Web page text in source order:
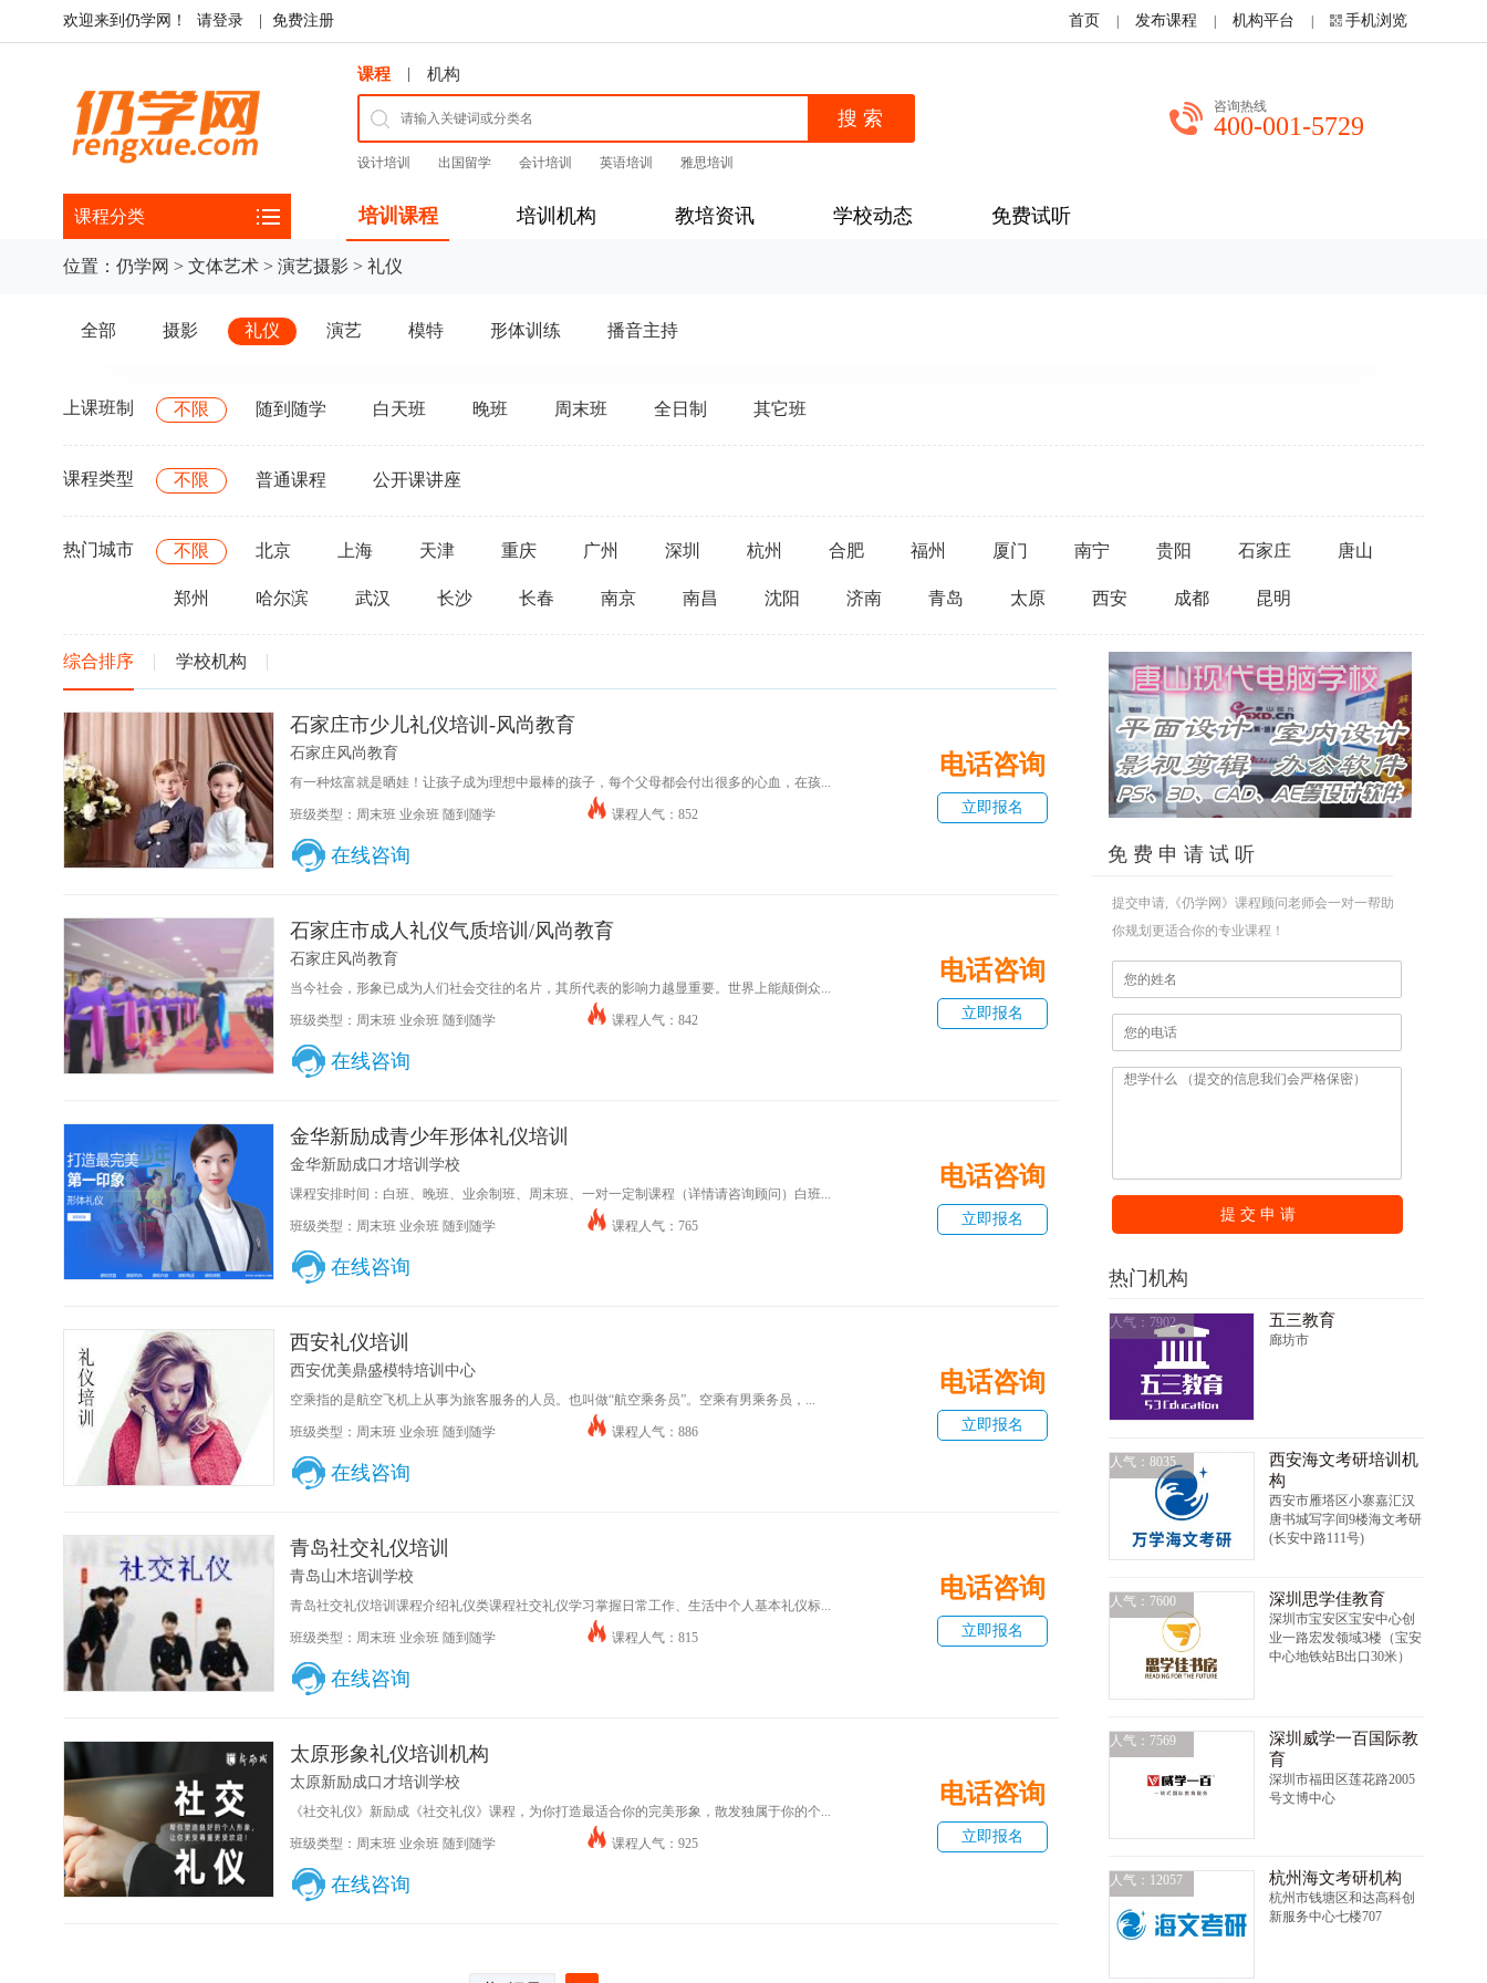
欢迎来到仍学网！ 请登录 免费注册 首页 发布课程 机构平台 手机浏览
课程 | 机构
设计培训 出国留学 会计培训 英语培训 雅思培训
咨询热线
400-001-5729
课程分类 培训课程 培训机构 教培资讯 学校动态 免费试听
位置： 仍学网 > 文体艺术 > 演艺摄影 > 礼仪
全部 摄影 礼仪 演艺 模特 形体训练 播音主持
上课班制 不限 随到随学 白天班 晚班 周末班 全日制 其它班
课程类型 不限 普通课程 公开课讲座
热门城市 不限 北京 上海 天津 重庆 广州 深圳 杭州 合肥 福州 厦门 南宁 贵阳 石家庄 唐山
郑州 哈尔滨 武汉 长沙 长春 南京 南昌 沈阳 济南 青岛 太原 西安 成都 昆明
综合排序 学校机构
石家庄市少儿礼仪培训-风尚教育
石家庄风尚教育
有一种炫富就是晒娃！让孩子成为理想中最棒的孩子，每个父母都会付出很多的心血，在孩...
班级类型：周末班 业余班 随到随学 课程人气：852
在线咨询
电话咨询
立即报名
石家庄市成人礼仪气质培训/风尚教育
石家庄风尚教育
当今社会，形象已成为人们社会交往的名片，其所代表的影响力越显重要。世界上能颠倒众...
班级类型：周末班 业余班 随到随学 课程人气：842
在线咨询
电话咨询
立即报名
金华新励成青少年形体礼仪培训
金华新励成口才培训学校
课程安排时间：白班、晚班、业余制班、周末班、一对一定制课程（详情请咨询顾问）白班...
班级类型：周末班 业余班 随到随学 课程人气：765
在线咨询
电话咨询
立即报名
西安礼仪培训
西安优美鼎盛模特培训中心
空乘指的是航空飞机上从事为旅客服务的人员。也叫做“航空乘务员”。空乘有男乘务员，...
班级类型：周末班 业余班 随到随学 课程人气：886
在线咨询
电话咨询
立即报名
青岛社交礼仪培训
青岛山木培训学校
青岛社交礼仪培训课程介绍礼仪类课程社交礼仪学习掌握日常工作、生活中个人基本礼仪标...
班级类型：周末班 业余班 随到随学 课程人气：815
在线咨询
电话咨询
立即报名
太原形象礼仪培训机构
太原新励成口才培训学校
《社交礼仪》新励成《社交礼仪》课程，为你打造最适合你的完美形象，散发独属于你的个...
班级类型：周末班 业余班 随到随学 课程人气：925
在线咨询
电话咨询
立即报名
免 费 申 请 试 听
提交申请,《仍学网》课程顾问老师会一对一帮助
你规划更适合你的专业课程！
提 交 申 请
热门机构
人气：7902 五三教育
廊坊市
人气：8035
西安海文考研培训机
构
西安市雁塔区小寨嘉汇汉
唐书城写字间9楼海文考研
(长安中路111号)
人气：7600 深圳思学佳教育
深圳市宝安区宝安中心创
业一路宏发领域3楼（宝安
中心地铁站B出口30米）
人气：7569
深圳威学一百国际教
育
深圳市福田区莲花路2005
号文博中心
人气：12057 杭州海文考研机构
杭州市钱塘区和达高科创
新服务中心七楼707